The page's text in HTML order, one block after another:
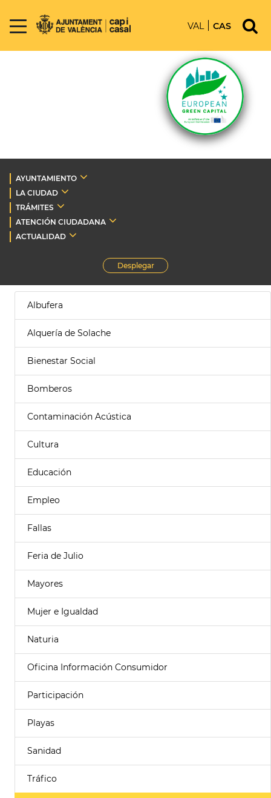
VAL CAS
AYUNTAMIENTO
LA CIUDAD
TRÁMITES
ATENCIÓN CIUDADANA
ACTUALIDAD
Desplegar
Albufera
Alquería de Solache
Bienestar Social
Bomberos
Contaminación Acústica
Cultura
Educación
Empleo
Fallas
Feria de Julio
Mayores
Mujer e Igualdad
Naturia
Oficina Información Consumidor
Participación
Playas
Sanidad
Tráfico